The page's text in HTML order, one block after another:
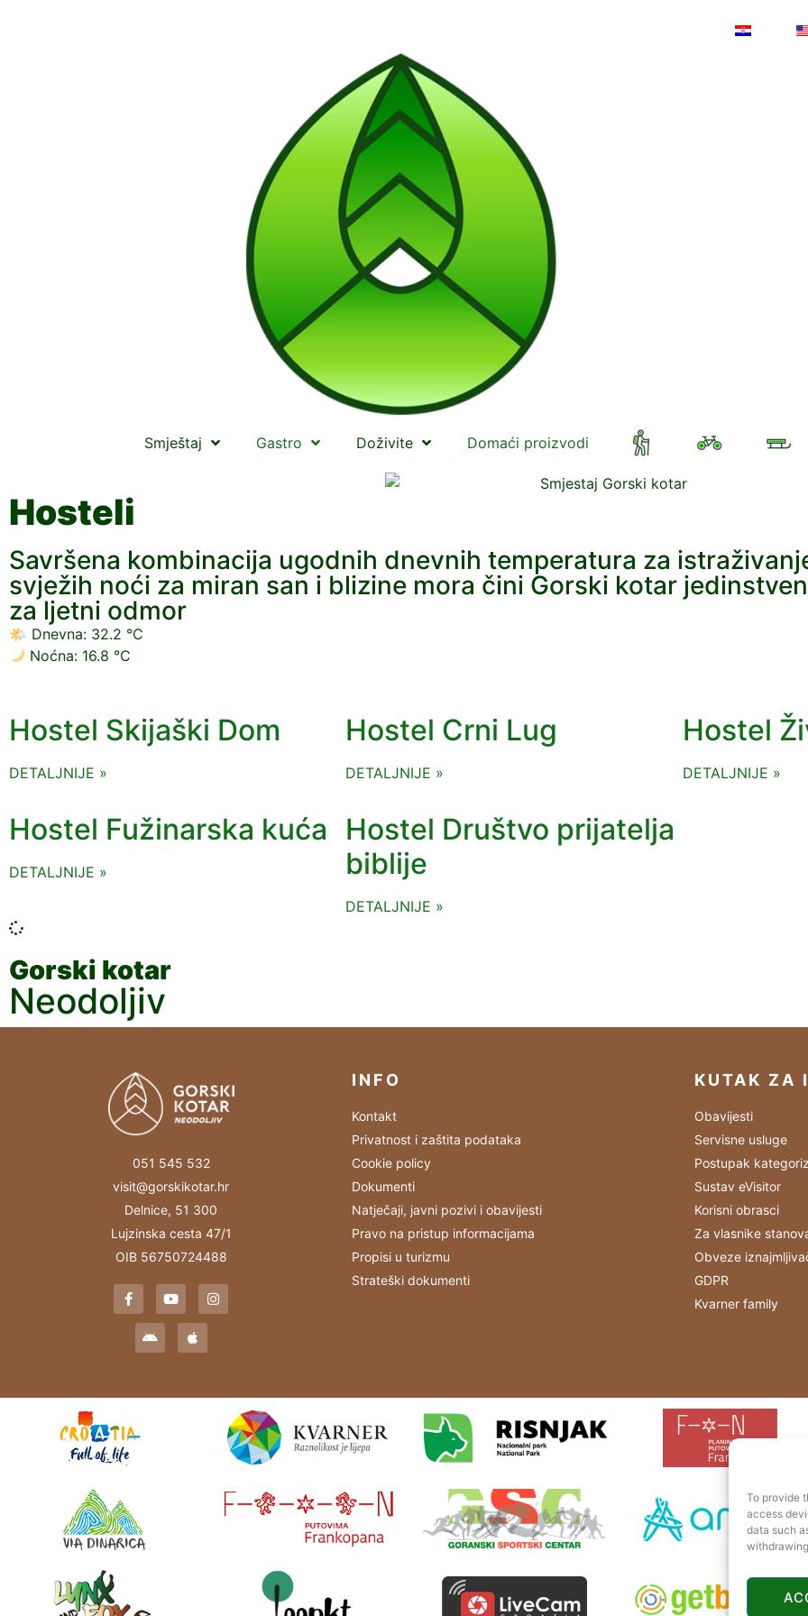
To provide
access
data such
Smještaj Gastro Doživite Domaći proizvodi
Hosteli
Savršena kombinacija ugodnih dnevnih temperatura za
svježih noći za miran san i blizine mora čini Gorski kotar
za ljetni odmor
🌤 Dnevna: 32.2 °C
Noćna: 16.8 °C
Hostel Skijaški Dom
DETALJNIJE »
Hostel Crni Lug
DETALJNIJE »
Hostel
DETALJNIJE »
Hostel Fužinarska kuća
DETALJNIJE »
Hostel Društvo prijatelja
biblije
DETALJNIJE »
Gorski kotar
Neodoljiv
051 545 532
visit@gorskikotar.hr
Delnice, 51 300
Lujzinska cesta 47/1
OIB 56750724488
INFO
Kontakt
Privatnost i zaštita podataka
Cookie policy
Dokumenti
Natječaji, javni pozivi i obavijesti
Pravo na pristup informacijama
Propisi u turizmu
Strateški dokumenti
KUTAK ZA
Obavijesti
Servisne usluge
Postupak
Sustav eVisitor
Korisni obrasci
Za vlasnike
Obveze
GDPR
Kvarner family